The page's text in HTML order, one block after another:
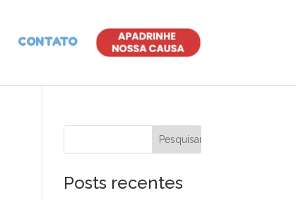
CONTATO
Posts recentes